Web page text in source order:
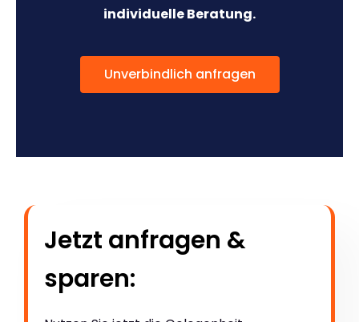
individuelle Beratung.
Unverbindlich anfragen
Jetzt anfragen &
sparen: